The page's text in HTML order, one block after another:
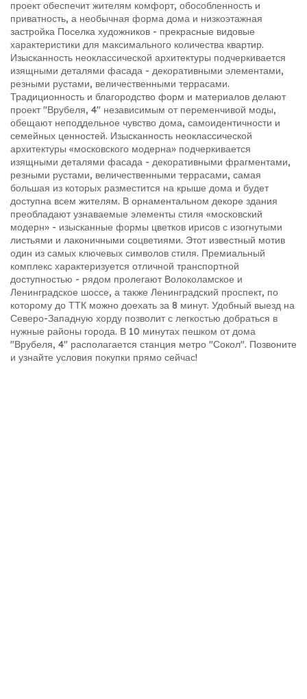
проект обеспечит жителям комфорт, обособленность и
приватность, а необычная форма дома и низкоэтажная
застройка Поселка художников - прекрасные видовые
характеристики для максимального количества квартир.
Изысканность неоклассической архитектуры подчеркивается
изящными деталями фасада - декоративными элементами,
резными рустами, величественными террасами.
Традиционность и благородство форм и материалов делают
проект "Врубеля, 4" независимым от переменчивой моды,
обещают неподдельное чувство дома, самоидентичности и
семейных ценностей. Изысканность неоклассической
архитектуры «московского модерна» подчеркивается
изящными деталями фасада - декоративными фрагментами,
резными рустами, величественными террасами, самая
большая из которых разместится на крыше дома и будет
доступна всем жителям. В орнаментальном декоре здания
преобладают узнаваемые элементы стиля «московский
модерн» - изысканные формы цветков ирисов с изогнутыми
листьями и лаконичными соцветиями. Этот известный мотив
один из самых ключевых символов стиля. Премиальный
комплекс характеризуется отличной транспортной
доступностью - рядом пролегают Волоколамское и
Ленинградское шоссе, а также Ленинградский проспект, по
которому до ТТК можно доехать за 8 минут. Удобный выезд на
Северо-Западную хорду позволит с легкостью добраться в
нужные районы города. В 10 минутах пешком от дома
"Врубеля, 4" располагается станция метро "Сокол". Позвоните
и узнайте условия покупки прямо сейчас!